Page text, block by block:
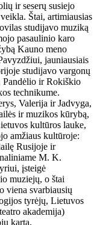
ir seserų susiejo
Štai, artimiausias
studijavo muziką
pasaulinio karo
Kauno meno
jauniausiais
studijavo vargonų
Pandėlio ir Rokiškio
technikume.
Valerija ir Jadvyga,
ir muzikos kūrybą,
kultūros lauke,
amžiaus kultūroje:
Rusijoje ir
M. K.
įsteigė
muziejų, o štai
viena svarbiausių
tyrėjų, Lietuvos
akademija)
kartą.